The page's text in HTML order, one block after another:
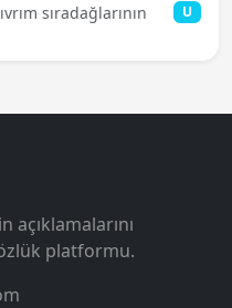
sıradağlarının
U
platformu.